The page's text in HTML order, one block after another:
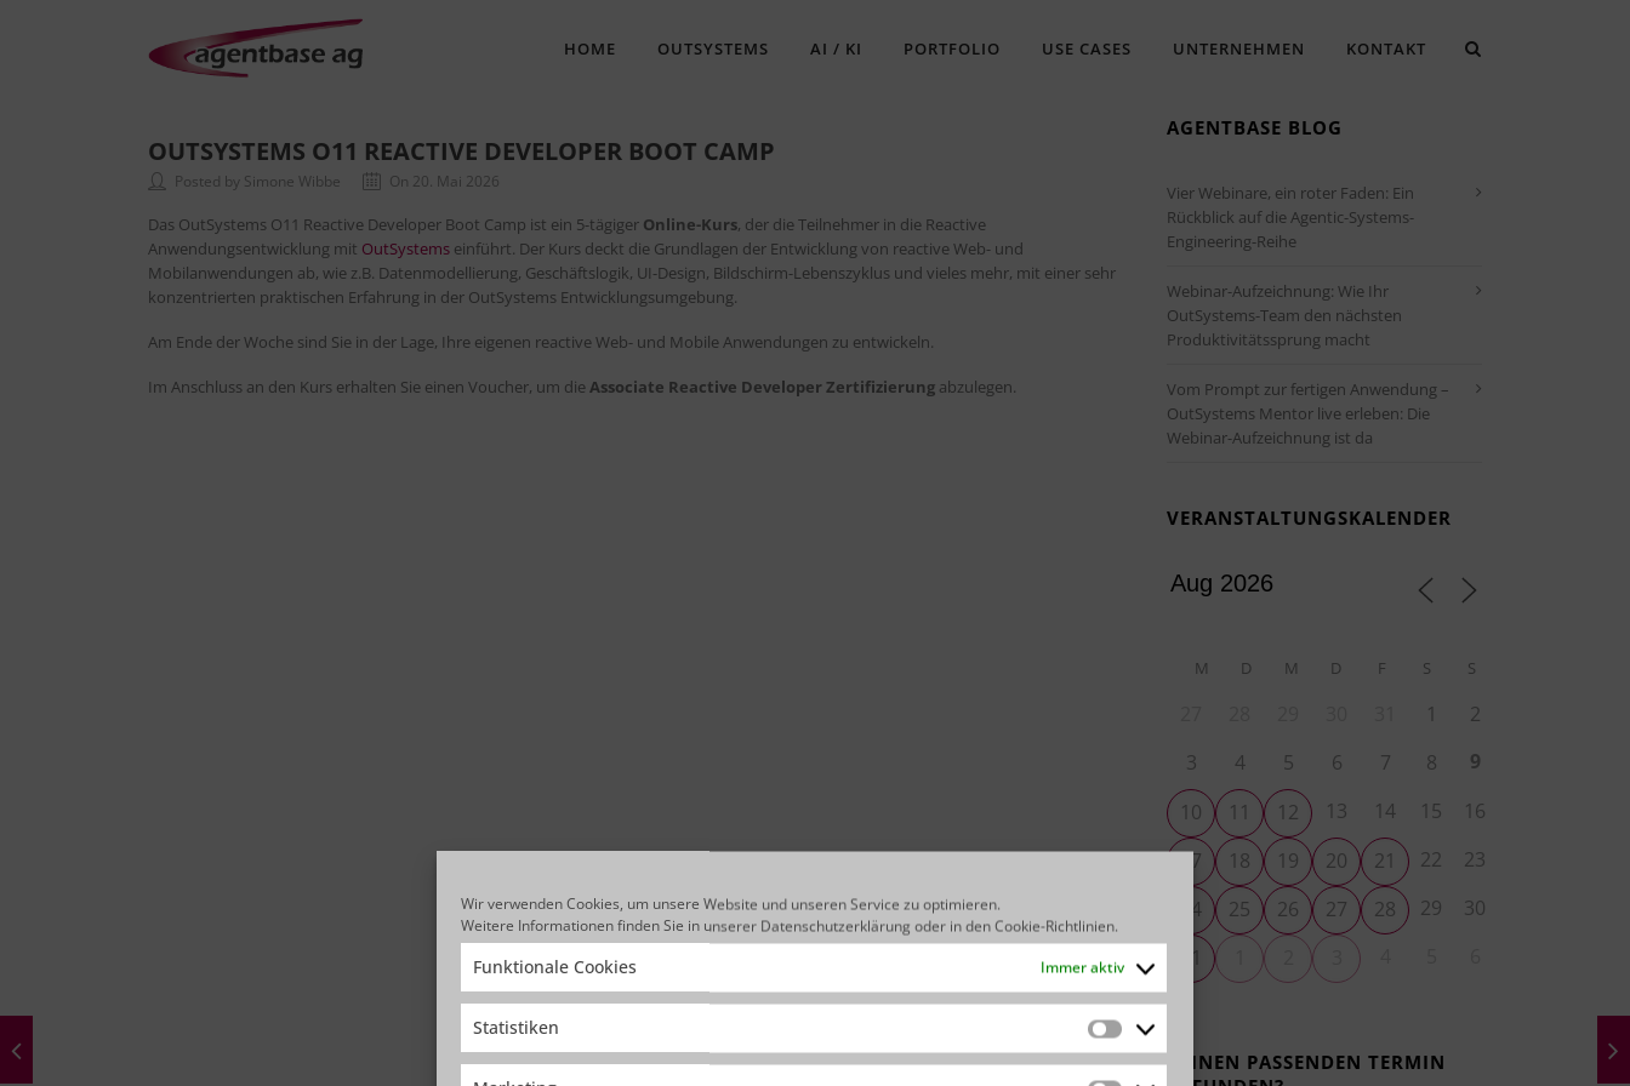
Wir verwenden Cookies, um unsere Website und unseren Service zu optimieren.
Weitere Informationen finden Sie in unserer Datenschutzerklärung oder in denCookie-Richtlinien.
Funktionale Cookies Immer aktiv
Statistiken Statistiken
HOME OUTSYSTEMS AI / KI PORTFOLIO USE CASES UNTERNEHMEN KONTAKT
OUTSYSTEMS O11 REACTIVE DEVELOPER BOOT CAMP
Posted by Simone Wibbe On 20. Mai 2026
Das OutSystems O11 Reactive Developer Boot Camp ist ein 5-tägiger Online-Kurs, der die Teilnehmer in die Reactive
Anwendungsentwicklung mit OutSystems einführt. Der Kurs deckt die Grundlagen der Entwicklung von reactive Web- und
Mobilanwendungen ab, wie z.B. Datenmodellierung, Geschäftslogik, UI-Design, Bildschirm-Lebenszyklus und vieles mehr, mit einer sehr
konzentrierten praktischen Erfahrung in der OutSystems Entwicklungsumgebung.
Am Ende der Woche sind Sie in der Lage, Ihre eigenen reactive Web- und Mobile Anwendungen zu entwickeln.
Im Anschluss an den Kurs erhalten Sie einen Voucher, um dieAssociate Reactive Developer Zertifizierung abzulegen.
AGENTBASE BLOG
Vier Webinare, ein roter Faden: Ein
Rückblick auf die Agentic-Systems-
Engineering-Reihe
Webinar-Aufzeichnung: Wie Ihr
OutSystems-Team den nächsten
Produktivitätssprung macht
Vom Prompt zur fertigen Anwendung –
OutSystems Mentor live erleben: Die
Webinar-Aufzeichnung ist da
VERANSTALTUNGSKALENDER
M D M D F S S
1
2
3
4 5 6 7 8
9
10
11 12 13 14 15
16
17
18 19 20 21 22
23
24
25 26 27 28 29
30
31
KEINEN PASSENDEN TERMIN